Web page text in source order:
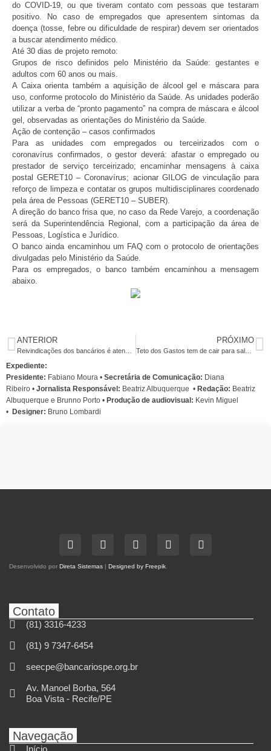
do COVID-19, ou que tiveram contato com pessoas que testaram
positivo. No caso de empregados que apresentem sintomas da
doença (tosse, febre ou dificuldade de respirar) devem ser orientados
a buscar atendimento médico.
Até 30 dias de projeto remoto:
Grupos de risco definidos pelo Ministério da Saúde: gestantes e
adultos com 60 anos ou mais.
A Caixa orienta também a aquisição de álcool gel e máscara para
uso, conforme protocolo do Ministério da Saúde. As unidades poderão
utilizar a verba de “pronto pagamento” na compra de máscara e álcool
gel, observadas as orientações do Ministério da Saúde.
Ação de contenção – casos confirmados
Para as unidades com empregados ou terceirizados com o
coronavírus confirmados, o gestor deverá: afastar o empregado ou
prestador de serviço terceirizado; encaminhar mensagens à caixa
postal GERET10 – Coronavírus; acionar GILOG de vinculação para
reforço de limpeza e contatar os grupos multidisciplinares coordenado
pela área de Pessoas (GERET10 – SUBER).
A direção do banco frisa que, no caso da Rede Varejo, a coordenação
será da Superintendência Regional, com a participação da área de
Pessoas, Logística e Jurídico.
O banco ainda encaminhou um FAQ com o protocolo de orientações
divulgadas pelo Ministério da Saúde.
Para os empregados, o banco também encaminhou a mensagem
abaixo.
ANTERIOR PRÓXIMO
Teto dos Gastos tem de cair para salvar economia da crise provocada pelo coronavírus
Expediente:
Presidente: Fabiano Moura • Secretária de Comunicação: Diana
Ribeiro • Jornalista Responsável: Beatriz Albuquerque • Redação: Beatriz
Albuquerque e Brunno Porto • Produção de audiovisual: Kevin Miguel
• Designer: Bruno Lombardi
Desenvolvido por Direta Sistemas Designed by Freepik.
Contato
(81) 3316-4233
(81) 9 7347-6454
seecpe@bancariospe.org.br
Av. Manoel Borba, 564
Boa Vista - Recife/PE
Navegação
Início